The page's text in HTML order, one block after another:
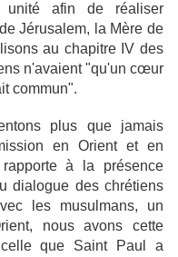
unité afin de réaliser
Jérusalem, la Mère de
au chapitre IV des
n'avaient "qu'un cœur
commun".
plus que jamais
en Orient et en
à la présence
dialogue des chrétiens
les musulmans, un
nous avons cette
que Saint Paul a